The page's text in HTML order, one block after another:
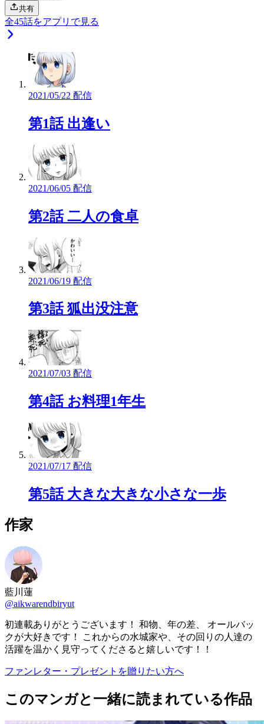
共有
全45話をアプリで見る
2021/05/22 配信
第1話 出逢い
2021/06/05 配信
第2話 二人の食卓
2021/06/19 配信
第3話 狐出没注意
2021/07/03 配信
第4話 お料理1年生
2021/07/17 配信
第5話 大きな大きな小さな一歩
作家
藍川蓮
@aikwarendbiryut
初連載ありがとうございます！ 和物、年の差、 オールバッ
クが大好きです！ これからの水城家や、その回りの人達の
活躍を温かく見守ってくださると嬉しいです！！
ファンレター・プレゼントを贈りたい方へ
このマンガと一緒に読まれている作品